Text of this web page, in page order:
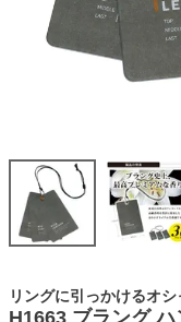
リングに引っかけるオ